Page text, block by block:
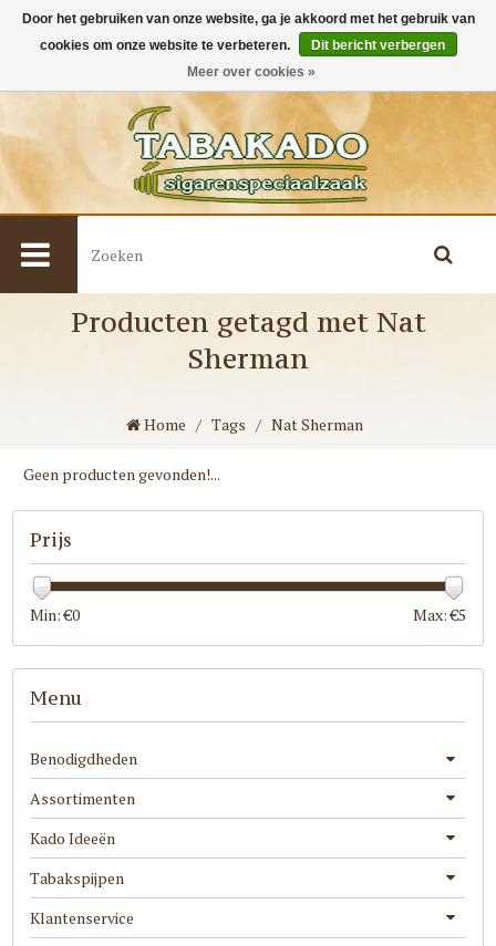
Producten getagd met Nat
Sherman
Home / Tags / Nat Sherman
Geen producten gevonden!...
Prijs
Min: €0 Max: €5
Menu
Benodigdheden
Assortimenten
Kado Ideeën
Tabakspijpen
Klantenservice
Door het gebruiken van onze website, ga je akkoord met het gebruik van
cookies om onze website te verbeteren.
Dit bericht verbergen
Meer over cookies »